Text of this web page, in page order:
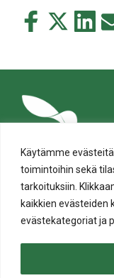
Käytämme
toimintoihin sekä
tarkoituksiin.
kaikkien evästeiden
evästekategoriat ja
Jaa
Jaa
Jaa